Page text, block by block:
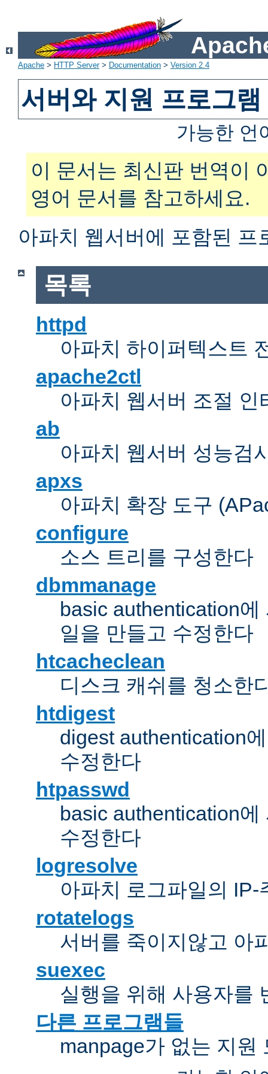
Apache > HTTP Server> Documentation > Version 2.4
서버와 지원 프로그램
가능한 언
이 문서는 최신판 번역이
영어 문서를 참고하세요.
아파치 웹서버에 포함된 프
목록
httpd
아파치 하이퍼텍스트
apache2ctl
아파치 웹서버 조절 인
ab
아파치 웹서버 성능검
apxs
아파치 확장 도구
configure
소스 트리를 구성한다
dbmmanage
basic authentication
일을 만들고 수정한다
htcacheclean
디스크 캐쉬를 청소한
htdigest
digest authentication
수정한다
htpasswd
basic authentication
수정한다
logresolve
아파치 로그파일의
rotatelogs
서버를 죽이지않고 아
suexec
실행을 위해 사용자를
다른 프로그램들
manpage가 없는 지원